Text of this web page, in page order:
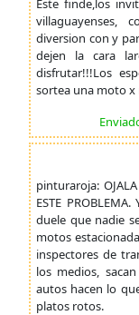
Este finde,los
villaguayenses,
diversion con y
dejen la cara
disfrutar!!!Los
sortea una moto x
pinturaroja:
ESTE
duele que nadie
motos
inspectores de
los medios,
autos hacen lo
platos rotos.